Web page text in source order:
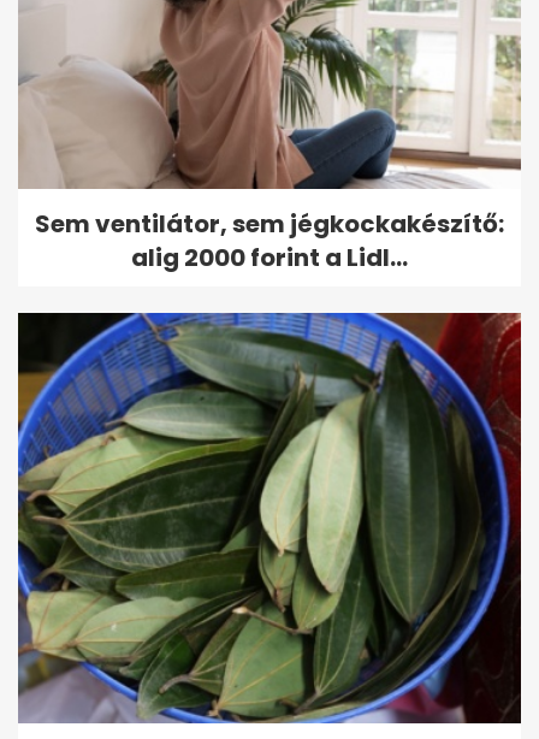
Sem ventilátor, sem jégkockakészítő:
alig 2000 forint a Lidl...